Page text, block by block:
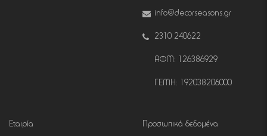
info@decorseasons.gr
2310 240622
ΑΦΜ: 126386929
ΓΕΜΗ: 192038206000
Εταιρία Προσωπικά δεδομένα